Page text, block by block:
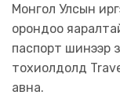
Монгол Улсын
орондоо
паспорт шинээр
тохиолдолд
авна.